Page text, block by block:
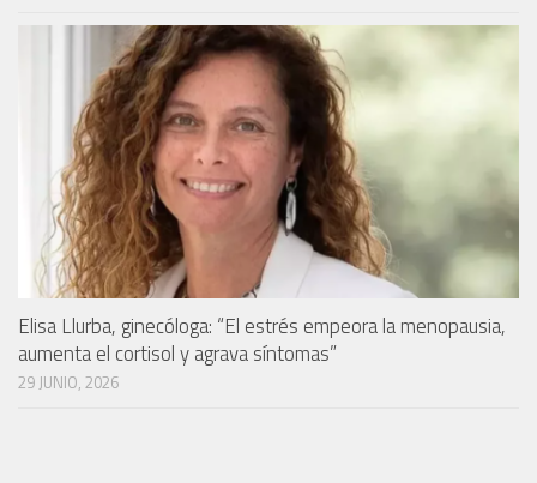
Elisa Llurba, ginecóloga: “El estrés empeora la menopausia,
aumenta el cortisol y agrava síntomas”
29 JUNIO, 2026